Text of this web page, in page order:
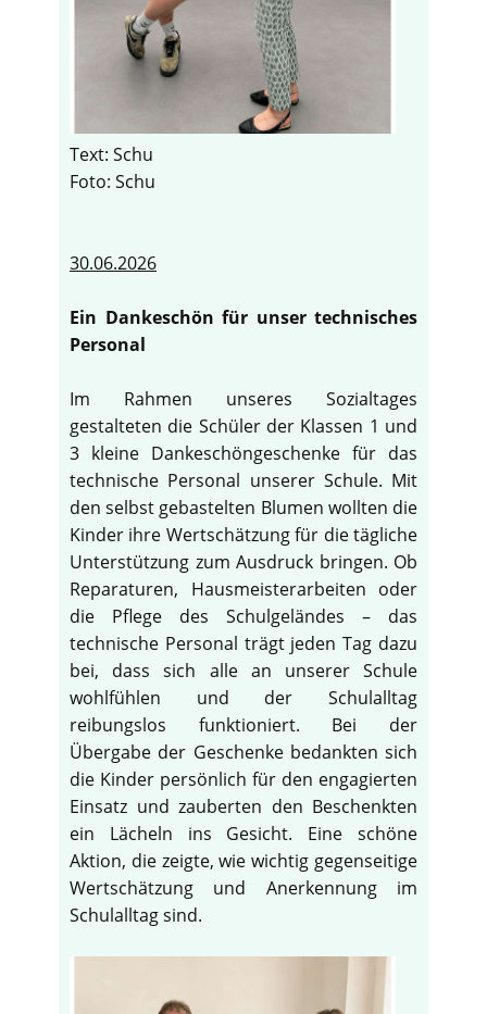
Text: Schu
Foto: Schu
30.06.2026
Ein Dankeschön für unser technisches
Personal
Im Rahmen unseres Sozialtages
gestalteten die Schüler der Klassen 1 und
3 kleine Dankeschöngeschenke für das
technische Personal unserer Schule. Mit
den selbst gebastelten Blumen wollten die
Kinder ihre Wertschätzung für die tägliche
Unterstützung zum Ausdruck bringen. Ob
Reparaturen, Hausmeisterarbeiten oder
die Pflege des Schulgeländes – das
technische Personal trägt jeden Tag dazu
bei, dass sich alle an unserer Schule
wohlfühlen und der Schulalltag
reibungslos funktioniert. Bei der
Übergabe der Geschenke bedankten sich
die Kinder persönlich für den engagierten
Einsatz und zauberten den Beschenkten
ein Lächeln ins Gesicht. Eine schöne
Aktion, die zeigte, wie wichtig gegenseitige
Wertschätzung und Anerkennung im
Schulalltag sind.